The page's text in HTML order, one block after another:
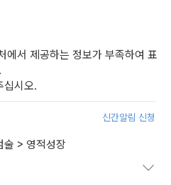
에서 제공하는 정보가 부족하여 표
십시오.
신간알림 신청
술 > 영적성장